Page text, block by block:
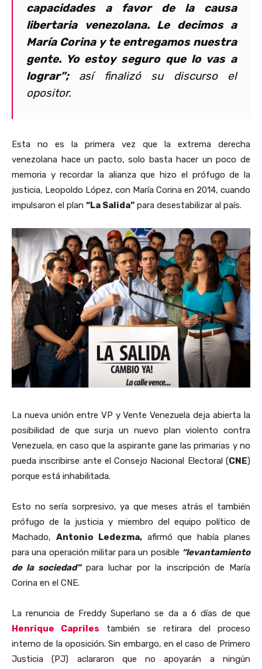
capacidades a favor de la causa
libertaria venezolana. Le decimos a
María Corina y te entregamos nuestra
gente. Yo estoy seguro que lo vas a
lograr”;así finalizó su discurso el
opositor.
Esta no es la primera vez que la extrema derecha
venezolana hace un pacto, solo basta hacer un poco de
memoria y recordar la alianza que hizo el prófugo de la
justicia, Leopoldo López, con María Corina en 2014, cuando
impulsaron el plan “La Salida” para desestabilizar al país.
La nueva unión entre VP y Vente Venezuela deja abierta la
posibilidad de que surja un nuevo plan violento contra
Venezuela, en caso que la aspirante gane las primarias y no
pueda inscribirse ante el Consejo Nacional Electoral (CNE)
porque está inhabilitada.
Esto no sería sorpresivo, ya que meses atrás el también
prófugo de la justicia y miembro del equipo político de
Machado, Antonio Ledezma,afirmó que había planes
para una operación militar para un posible “levantamiento
de la sociedad”para luchar por la inscripción de María
Corina en el CNE.
La renuncia de Freddy Superlano se da a 6 días de que
Henrique Capriles también se retirara del proceso
interno de la oposición. Sin embargo, en el caso de Primero
Justicia (PJ) aclararon que no apoyarán a ningún